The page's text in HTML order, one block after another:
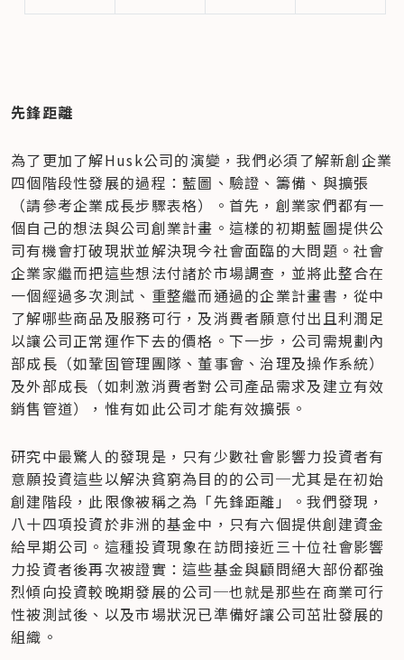
先鋒距離
為了更加了解Husk公司的演變，我們必須了解新創企業
四個階段性發展的過程：藍圖、驗證、籌備、與擴張
（請參考企業成長步驟表格）。首先，創業家們都有一
個自己的想法與公司創業計畫。這樣的初期藍圖提供公
司有機會打破現狀並解決現今社會面臨的大問題。社會
企業家繼而把這些想法付諸於市場調查，並將此整合在
一個經過多次測試、重整繼而通過的企業計畫書，從中
了解哪些商品及服務可行，及消費者願意付出且利潤足
以讓公司正常運作下去的價格。下一步，公司需規劃內
部成長（如鞏固管理團隊、董事會、治理及操作系統）
及外部成長（如刺激消費者對公司產品需求及建立有效
銷售管道），惟有如此公司才能有效擴張。
研究中最驚人的發現是，只有少數社會影響力投資者有
意願投資這些以解決貧窮為目的的公司─尤其是在初始
創建階段，此限像被稱之為「先鋒距離」。我們發現，
八十四項投資於非洲的基金中，只有六個提供創建資金
給早期公司。這種投資現象在訪問接近三十位社會影響
力投資者後再次被證實：這些基金與顧問絕大部份都強
烈傾向投資較晚期發展的公司─也就是那些在商業可行
性被測試後、以及市場狀況已準備好讓公司茁壯發展的
組織。